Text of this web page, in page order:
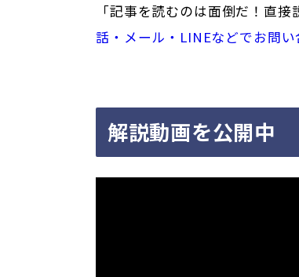
「記事を読むのは面倒だ！直
話・メール・LINEなどでお問い
解説動画を公開中